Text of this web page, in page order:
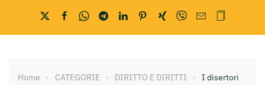
Home CATEGORIE DIRITTO E DIRITTI
I disertori